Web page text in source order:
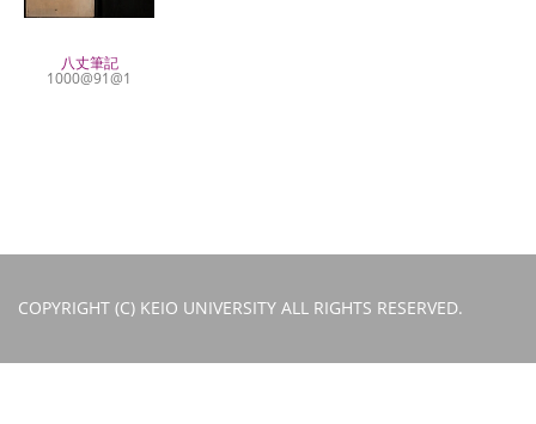
八丈筆記
1000@91@1
COPYRIGHT (C) KEIO UNIVERSITY ALL RIGHTS RESERVED.